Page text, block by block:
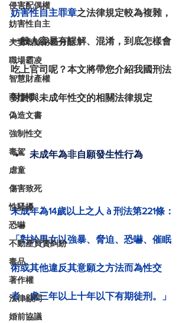
侵害配偶權
妨害性自主
夫妻剩餘財產分配
職場霸凌
智慧財產權
商標權
偽造文書
強制性交
毒駕
虐童
傷害致死
性騷擾
恐嚇
不動產買賣糾紛
毒品
著作權
法律顧問
婚前協議
妨害性自主罪章之法律規定較為複雜，
一般人容易有誤解、混淆，到底怎樣會
吃上官司呢？本文將帶您介紹我國刑法
對於與未成年性交的相關法律規定
未成年為非自願發生性行為
未成年為14歲以上之人 à 刑法第221條：
「對於男女以強暴、脅迫、恐嚇、催眠
術或其他違反其意願之方法而為性交
者，處三年以上十年以下有期徒刑。」